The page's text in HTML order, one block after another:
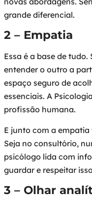
grande diferencial.
2 – Empatia
Essa é a base de
entender o outro a
espaço seguro de
essenciais. A
profissão humana.
E junto com a
Seja no consultório,
psicólogo lida com
guardar e respeitar
3 – Olhar